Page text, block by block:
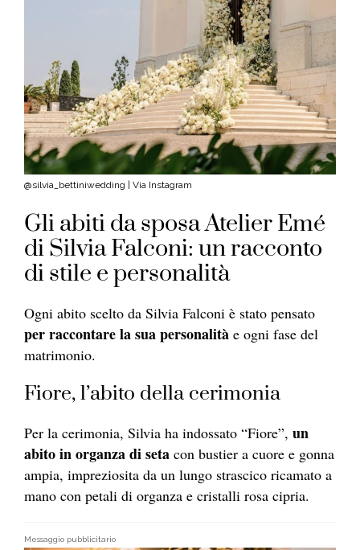
@silvia_bettiniwedding | Via Instagram
Gli abiti da sposa Atelier Emé
di Silvia Falconi: un racconto
di stile e personalità
Ogni abito scelto da Silvia Falconi è stato pensato
per raccontare la sua personalità e ogni fase del
matrimonio.
Fiore, l’abito della cerimonia
Per la cerimonia, Silvia ha indossato “Fiore”, un
abito in organza di seta con bustier a cuore e gonna
ampia, impreziosita da un lungo strascico ricamato a
mano con petali di organza e cristalli rosa cipria.
Messaggio pubblicitario